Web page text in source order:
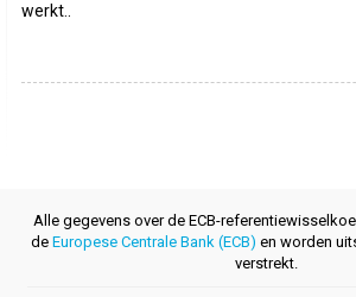
werkt..
Alle gegevens over de ECB-
de Europese Centrale Bank (ECB) en worden
verstrekt.